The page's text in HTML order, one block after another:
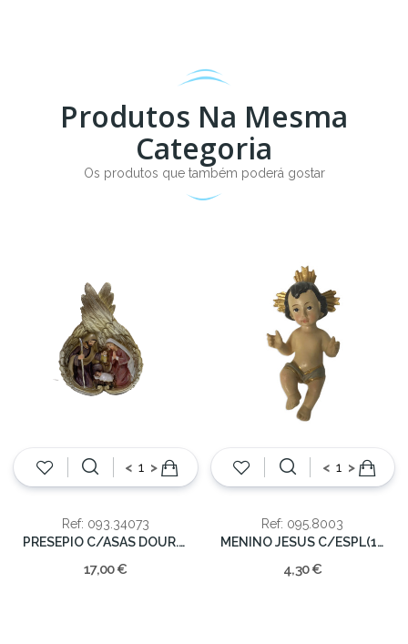
Produtos Na Mesma
Categoria
Os produtos que também poderá gostar
< >
Ref: 093.34073
PRESEPIO C/ASAS DOUR.(24)18cm
17,00 €
< >
Ref: 095.8003
MENINO JESUS C/ESPL(12/192) 10cm.
4,30 €